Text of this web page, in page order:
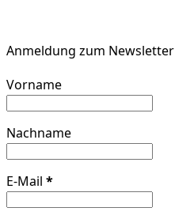
Anmeldung zum Newsletter
Vorname
Nachname
E-Mail *